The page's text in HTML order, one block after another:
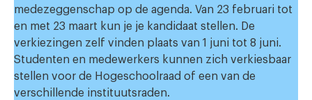
medezeggenschap op de agenda. Van 23 februari tot
en met 23 maart kun je je kandidaat stellen. De
verkiezingen zelf vinden plaats van 1 juni tot 8 juni.
Studenten en medewerkers kunnen zich verkiesbaar
stellen voor de Hogeschoolraad of een van de
verschillende instituutsraden.